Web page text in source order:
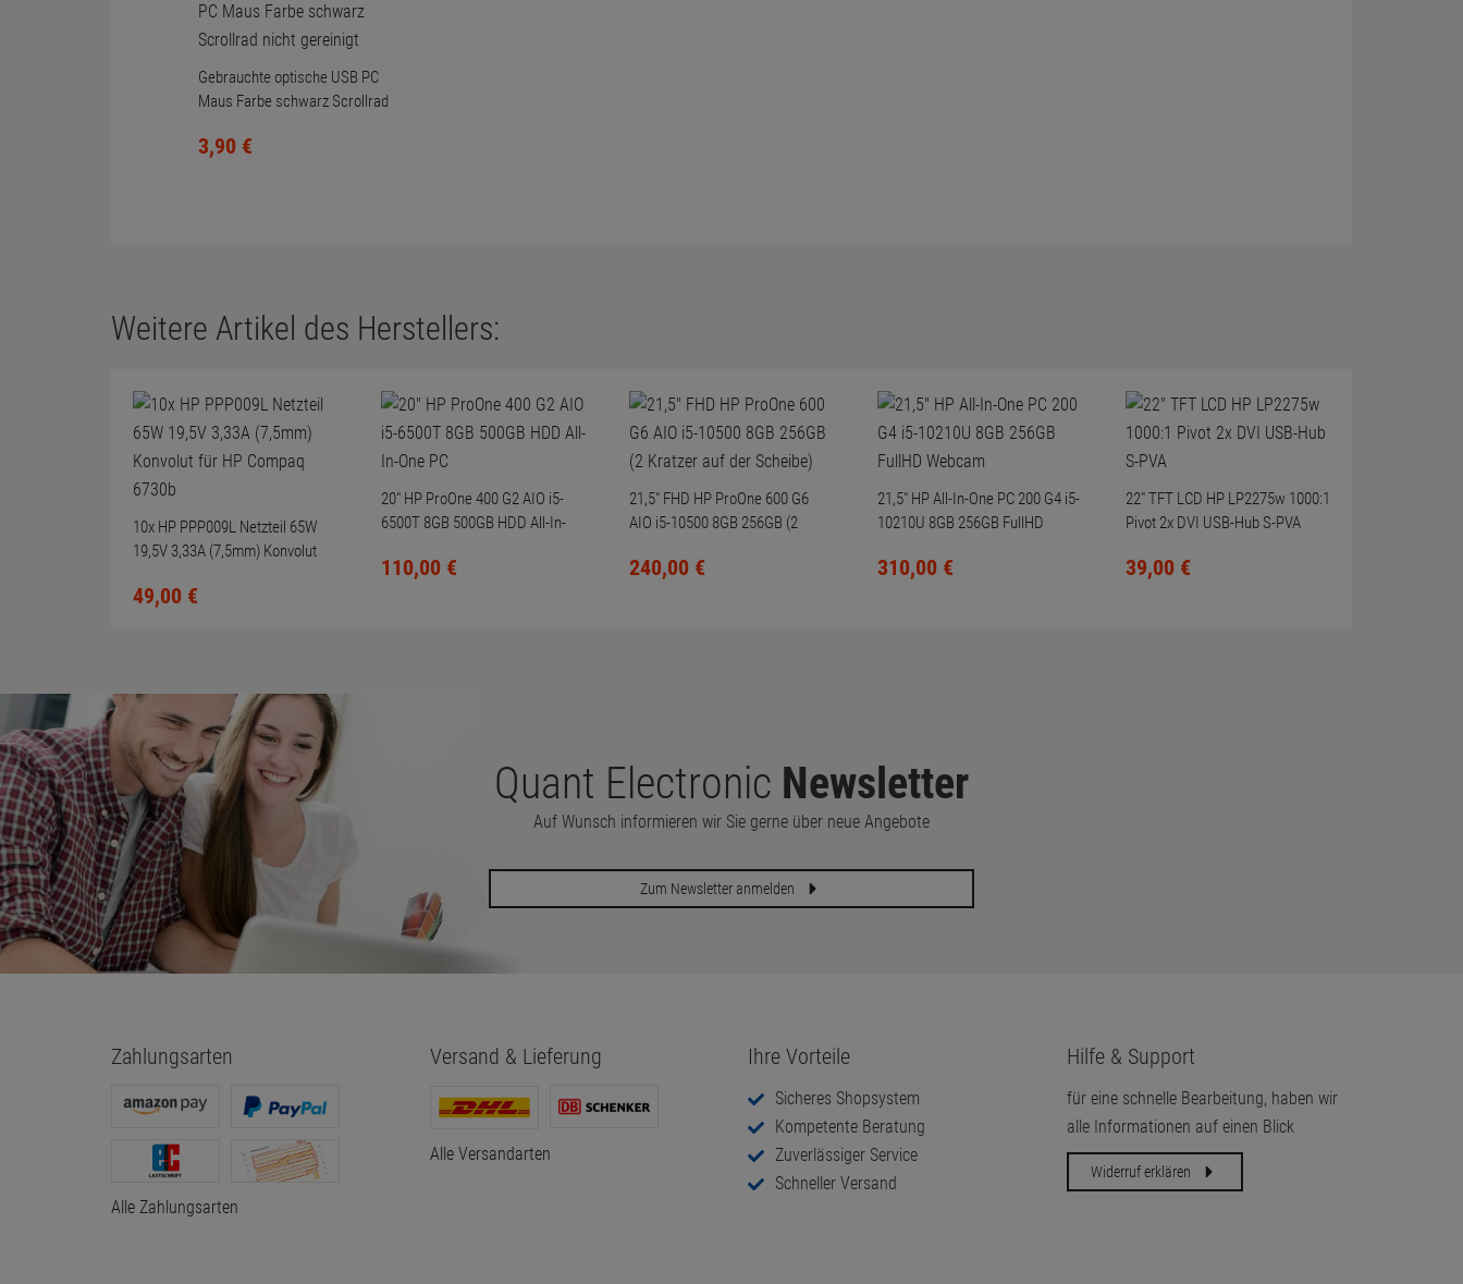
Gebrauchte optische USB PC
Maus Farbe schwarz Scrollrad
3,90 €
Weitere Artikel des Herstellers:
10x HP PPP009L Netzteil 65W
19,5V 3,33A (7,5mm) Konvolut
49,00 €
20" HP ProOne 400 G2 AIO i5-
6500T 8GB 500GB HDD All-In-
110,00 €
21,5" FHD HP ProOne 600 G6
AIO i5-10500 8GB 256GB (2
240,00 €
21,5" HP All-In-One PC 200 G4 i5-
10210U 8GB 256GB FullHD
310,00 €
22" TFT LCD HP LP2275w 1000:1
Pivot 2x DVI USB-Hub S-PVA
39,00 €
Quant Electronic Newsletter
Auf Wunsch informieren wir Sie gerne über neue Angebote
Zum Newsletter anmelden
Zahlungsarten
Alle Zahlungsarten
Versand & Lieferung
Alle Versandarten
Ihre Vorteile
Sicheres Shopsystem
Kompetente Beratung
Zuverlässiger Service
Schneller Versand
Hilfe & Support
für eine schnelle Bearbeitung, haben wir
alle Informationen auf einen Blick
Widerruf erklären